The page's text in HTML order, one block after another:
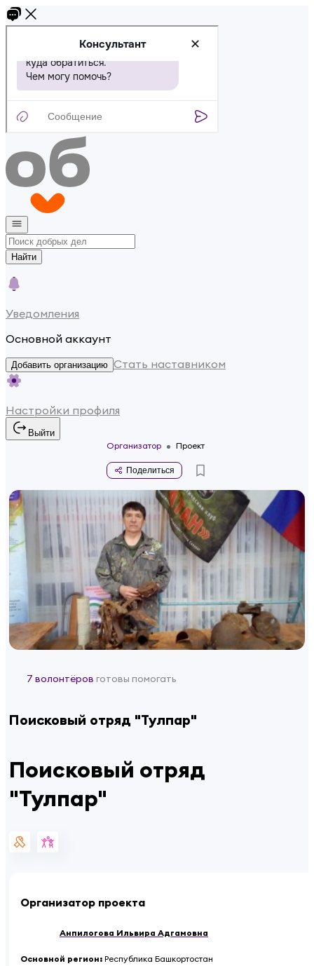
Найти
Уведомления
Основной аккаунт
Добавить организацию Стать наставником
Настройки профиля
Выйти
Организатор
Проект
Поделиться
7 волонтёров готовы помогать
Поисковый отряд "Тулпар"
Поисковый отряд
"Тулпар"
Организатор проекта
Анпилогова Ильвира Адгамовна
Основной регион: Республика Башкортостан